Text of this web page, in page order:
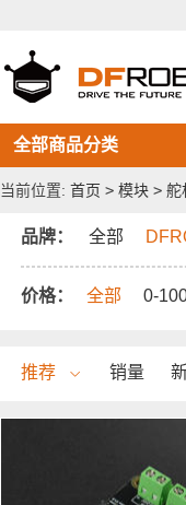
电
机
驱
动
器
全部商品分类
当前位置: 首页 > 模块 > 舵
品牌： 全部
价格： 全部 0-
推荐 销量